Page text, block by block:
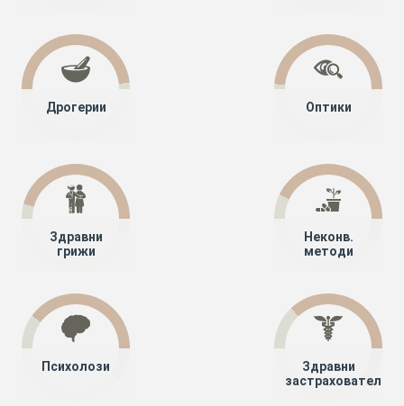
Дрогерии Оптики
Здравни
грижи
Неконв.
методи
Психолози
Здравни
застрахователи